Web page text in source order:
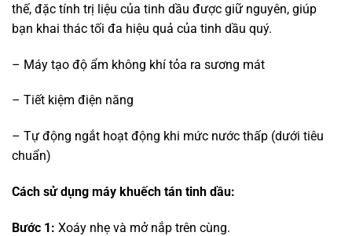
thế, đặc tính trị liệu của tinh dầu được giữ nguyên, giúp
bạn khai thác tối đa hiệu quả của tinh dầu quý.
– Máy tạo độ ẩm không khí tỏa ra sương mát
– Tiết kiệm điện năng
– Tự động ngắt hoạt động khi mức nước thấp (dưới tiêu
chuẩn)
Cách sử dụng máy khuếch tán tinh dầu:
Bước 1: Xoáy nhẹ và mở nắp trên cùng.